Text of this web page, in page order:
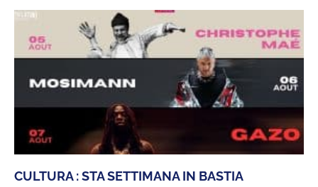
CULTURA : STA SETTIMANA IN BASTIA